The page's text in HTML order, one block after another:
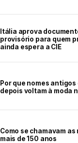
Itália aprova
provisório para quem
ainda espera a CIE
Por que nomes
depois voltam à moda
Como se chamavam as
mais de 150 anos